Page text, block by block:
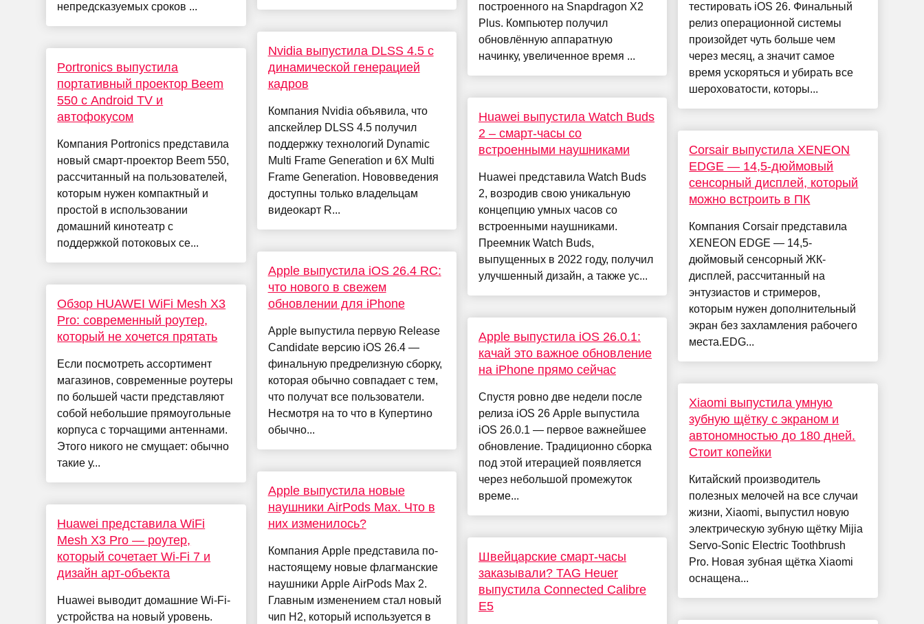
непредсказуемых сроков ...
Portronics выпустила
портативный проектор Beem
550 с Android TV и
автофокусом
Компания Portronics представила
новый смарт-проектор Beem 550,
рассчитанный на пользователей,
которым нужен компактный и
простой в использовании
домашний кинотеатр с
поддержкой потоковых се...
Обзор HUAWEI WiFi Mesh X3
Pro: современный роутер,
который не хочется прятать
Если посмотреть ассортимент
магазинов, современные роутеры
по большей части представляют
собой небольшие прямоугольные
корпуса с торчащими антеннами.
Этого никого не смущает: обычно
такие у...
Huawei представила WiFi
Mesh X3 Pro — роутер,
который сочетает Wi-Fi 7 и
дизайн арт-объекта
Huawei выводит домашние Wi-Fi-
устройства на новый уровень.
Nvidia выпустила DLSS 4.5 с
динамической генерацией
кадров
Компания Nvidia объявила, что
апскейлер DLSS 4.5 получил
поддержку технологий Dynamic
Multi Frame Generation и 6X Multi
Frame Generation. Нововведения
доступны только владельцам
видеокарт R...
Apple выпустила iOS 26.4 RC:
что нового в свежем
обновлении для iPhone
Apple выпустила первую Release
Candidate версию iOS 26.4 —
финальную предрелизную сборку,
которая обычно совпадает с тем,
что получат все пользователи.
Несмотря на то что в Купертино
обычно...
Apple выпустила новые
наушники AirPods Max. Что в
них изменилось?
Компания Apple представила по-
настоящему новые флагманские
наушники Apple AirPods Max 2.
Главным изменением стал новый
чип H2, который используется в
построенного на Snapdragon X2
Plus. Компьютер получил
обновлённую аппаратную
начинку, увеличенное время ...
Huawei выпустила Watch Buds
2 – смарт-часы со
встроенными наушниками
Huawei представила Watch Buds
2, возродив свою уникальную
концепцию умных часов со
встроенными наушниками.
Преемник Watch Buds,
выпущенных в 2022 году, получил
улучшенный дизайн, а также ус...
Apple выпустила iOS 26.0.1:
качай это важное обновление
на iPhone прямо сейчас
Спустя ровно две недели после
релиза iOS 26 Apple выпустила
iOS 26.0.1 — первое важнейшее
обновление. Традиционно сборка
под этой итерацией появляется
через небольшой промежуток
време...
Швейцарские смарт-часы
заказывали? TAG Heuer
выпустила Connected Calibre
E5
тестировать iOS 26. Финальный
релиз операционной системы
произойдет чуть больше чем
через месяц, а значит самое
время ускоряться и убирать все
шероховатости, которы...
Corsair выпустила XENEON
EDGE — 14,5-дюймовый
сенсорный дисплей, который
можно встроить в ПК
Компания Corsair представила
XENEON EDGE — 14,5-
дюймовый сенсорный ЖК-
дисплей, рассчитанный на
энтузиастов и стримеров,
которым нужен дополнительный
экран без захламления рабочего
места.EDG...
Xiaomi выпустила умную
зубную щётку с экраном и
автономностью до 180 дней.
Стоит копейки
Китайский производитель
полезных мелочей на все случаи
жизни, Xiaomi, выпустил новую
электрическую зубную щётку Mijia
Servo-Sonic Electric Toothbrush
Pro. Новая зубная щётка Xiaomi
оснащена...